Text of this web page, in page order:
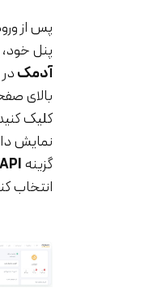
پس از ورود به
پنل خود، روی
در سمت
کلیک کنید. از
نمایش داده شده
API
انتخاب کنید.